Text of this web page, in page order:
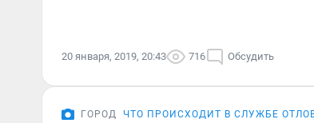
20 января, 2019, 20:43 716 Обсудить
ГОРОД ЧТО ПРОИСХОДИТ В СЛУЖБЕ